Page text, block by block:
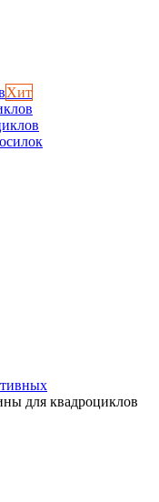
Хит
для квадроциклов